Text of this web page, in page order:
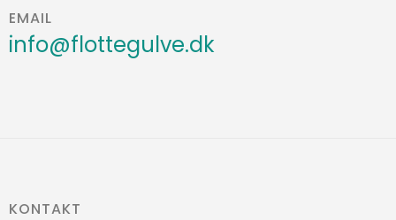
EMAIL
info@flottegulve.dk
KONTAKT